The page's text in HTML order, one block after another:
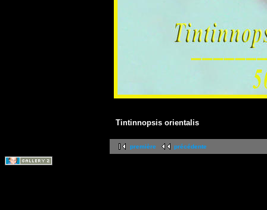
Tintinnopsis orientalis
première précédente